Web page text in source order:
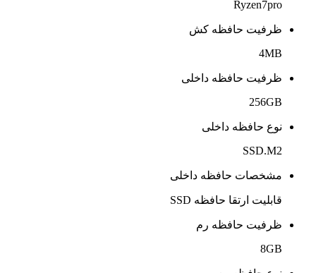
Ryzen7pro
ظرفیت حافظه کش
4MB
ظرفیت حافظه داخلی
256GB
نوع حافظه داخلی
SSD.M2
مشخصات حافظه داخلی
قابلیت ارتقا حافظه SSD
ظرفیت حافظه رم
8GB